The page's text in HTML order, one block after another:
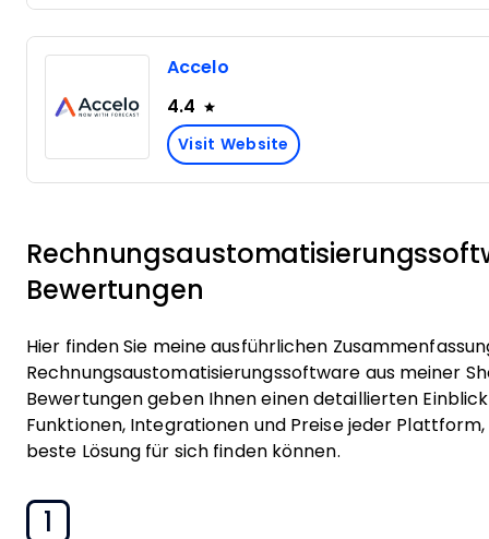
Accelo
4.4
Visit Website
Bewertungen
Hier finden Sie meine ausführlichen
Rechnungsaustomatisierungssoftware aus meiner
Bewertungen geben Ihnen einen detaillierten
Funktionen, Integrationen und Preise jeder Plattform,
beste Lösung für sich finden können.
1